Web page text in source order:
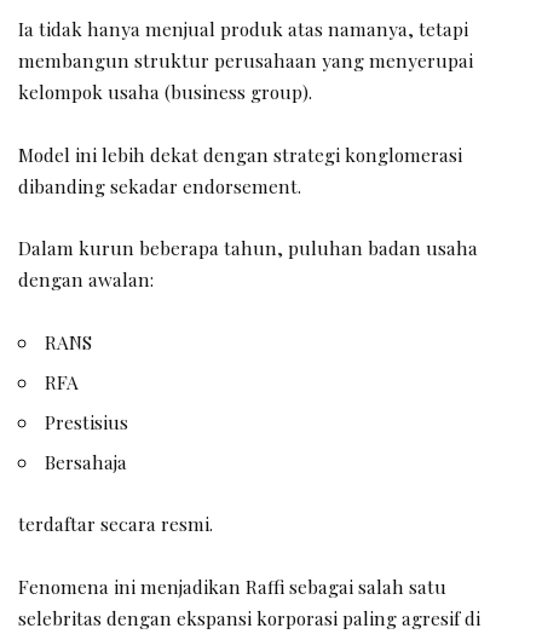
Ia tidak hanya menjual produk atas namanya, tetapi
membangun struktur perusahaan yang menyerupai
kelompok usaha (business group).
Model ini lebih dekat dengan strategi konglomerasi
dibanding sekadar endorsement.
Dalam kurun beberapa tahun, puluhan badan usaha
dengan awalan:
RANS
RFA
Prestisius
Bersahaja
terdaftar secara resmi.
Fenomena ini menjadikan Raffi sebagai salah satu
selebritas dengan ekspansi korporasi paling agresif di